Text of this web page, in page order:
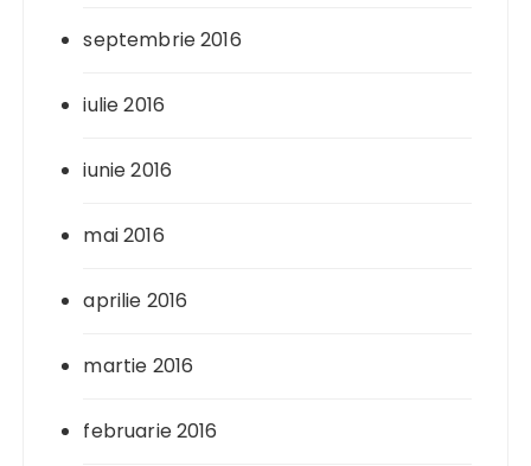
septembrie 2016
iulie 2016
iunie 2016
mai 2016
aprilie 2016
martie 2016
februarie 2016